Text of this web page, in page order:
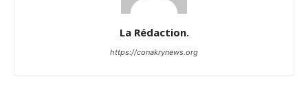
La Rédaction.
https://conakrynews.org